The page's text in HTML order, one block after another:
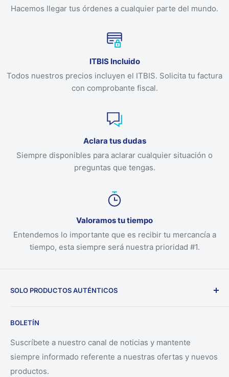
Hacemos llegar tus órdenes a cualquier parte del mundo.
ITBIS Incluido
Todos nuestros precios incluyen el ITBIS. Solicita tu factura
con comprobante fiscal.
Aclara tus dudas
Siempre disponibles para aclarar cualquier situación o
preguntas que tengas.
Valoramos tu tiempo
Entendemos lo importante que es recibir tu mercancía a
tiempo, esta siempre será nuestra prioridad #1.
SOLO PRODUCTOS AUTÉNTICOS
directamente desde los fabricantes.
BOLETÍN
Suscríbete a nuestro canal de noticias y mantente
siempre informado referente a nuestras ofertas y nuevos
productos.